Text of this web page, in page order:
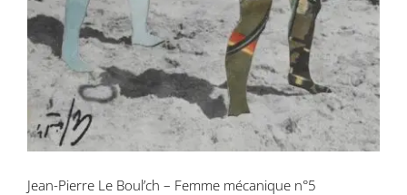
Jean-Pierre Le Boul’ch – Femme mécanique n°5